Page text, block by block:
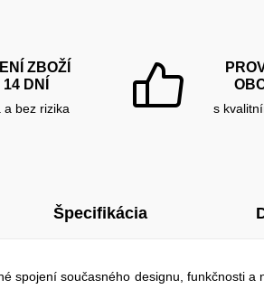
ZBOŽÍ
14 DNÍ
a bez rizika s
Špecifikácia
spojení současného designu, funkčnosti